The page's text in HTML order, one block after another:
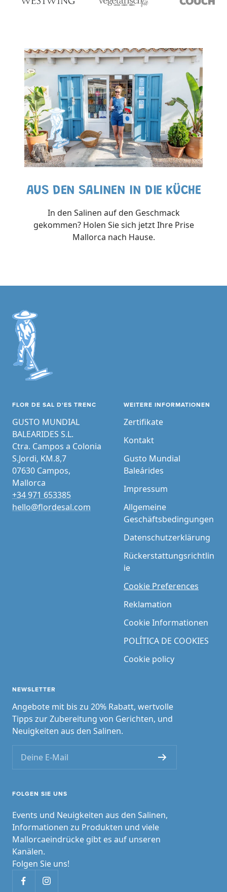
AUS DEN SALINEN IN DIE KÜCHE
In den Salinen auf den Geschmack
gekommen? Holen Sie sich jetzt Ihre Prise
Mallorca nach Hause.
FLOR DE SAL D'ES TRENC
GUSTO MUNDIAL
BALEARIDES S.L.
Ctra. Campos a Colonia
S.Jordi, KM.8,7
07630 Campos,
Mallorca
+34 971 653385
hello@flordesal.com
WEITERE INFORMATIONEN
Zertifikate
Kontakt
Gusto Mundial
Baleárides
Impressum
Allgemeine
Geschäftsbedingungen
Datenschutzerklärung
Rückerstattungsrichtlin
ie
Cookie Preferences
Reklamation
Cookie Informationen
POLÍTICA DE COOKIES
Cookie policy
NEWSLETTER
Angebote mit bis zu 20% Rabatt, wertvolle
Tipps zur Zubereitung von Gerichten, und
Neuigkeiten aus den Salinen.
Deine E-Mail
FOLGEN SIE UNS
Events und Neuigkeiten aus den Salinen,
Informationen zu Produkten und viele
Mallorcaeindrücke gibt es auf unseren
Kanälen.
Folgen Sie uns!